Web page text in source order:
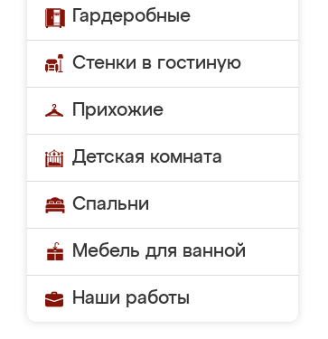
Гардеробные
Стенки в гостиную
Прихожие
Детская комната
Спальни
Мебель для ванной
Наши работы